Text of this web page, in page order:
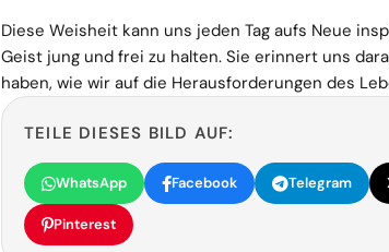
Diese Weisheit kann uns jeden Tag aufs Neue
Geist jung und frei zu halten. Sie erinnert uns
haben, wie wir auf die Herausforderungen des
TEILE DIESES BILD AUF:
WhatsApp Facebook Telegram
Pinterest